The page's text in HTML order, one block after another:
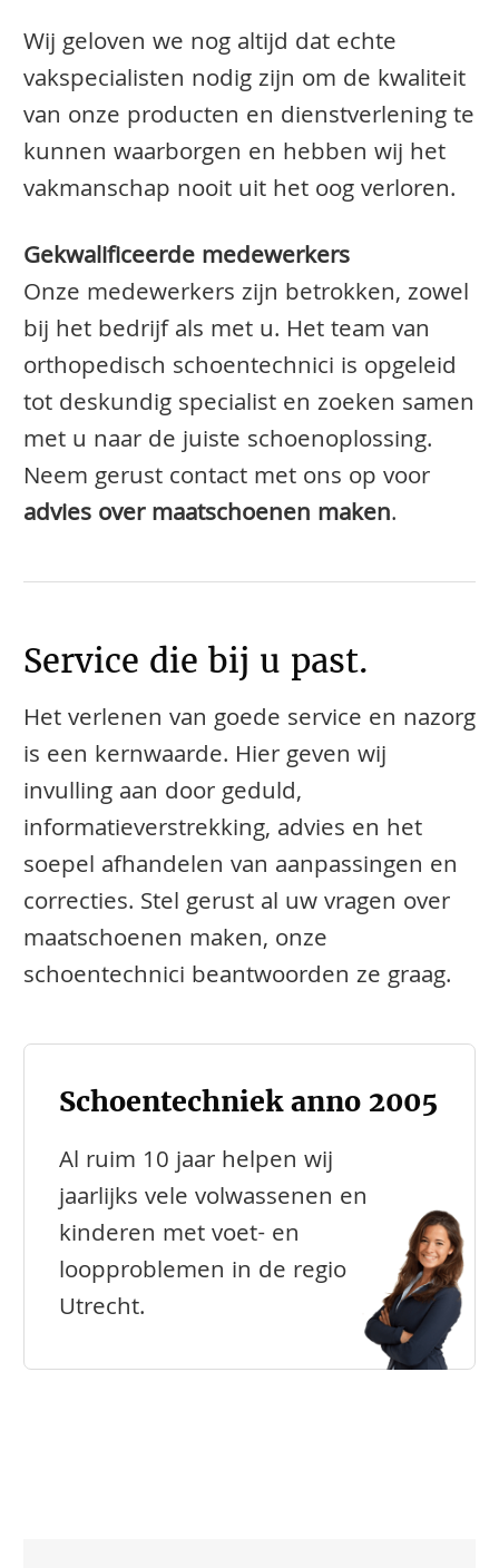
Wij geloven we nog altijd dat echte
vakspecialisten nodig zijn om de kwaliteit
van onze producten en dienstverlening te
kunnen waarborgen en hebben wij het
vakmanschap nooit uit het oog verloren.
Gekwalificeerde medewerkers
Onze medewerkers zijn betrokken, zowel
bij het bedrijf als met u. Het team van
orthopedisch schoentechnici is opgeleid
tot deskundig specialist en zoeken samen
met u naar de juiste schoenoplossing.
Neem gerust contact met ons op voor
advies over maatschoenen maken.
Service die bij u past.
Het verlenen van goede service en nazorg
is een kernwaarde. Hier geven wij
invulling aan door geduld,
informatieverstrekking, advies en het
soepel afhandelen van aanpassingen en
correcties. Stel gerust al uw vragen over
maatschoenen maken, onze
schoentechnici beantwoorden ze graag.
Schoentechniek anno 2005
Al ruim 10 jaar helpen wij
jaarlijks vele volwassenen en
kinderen met voet- en
loopproblemen in de regio
Utrecht.